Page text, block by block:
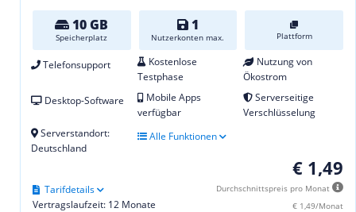
10 GB
Speicherplatz
1
Nutzerkonten max. Plattform
Telefonsupport
Kostenlose
Testphase
Nutzung von
Ökostrom
Desktop-Software
Mobile Apps
verfügbar
Serverseitige
Verschlüsselung
Serverstandort:
Deutschland
Alle Funktionen
€ 1,49
Durchschnittspreis pro Monat
€ 1,49/Monat
Vertragslaufzeit: 12 Monate
Tarifdetails